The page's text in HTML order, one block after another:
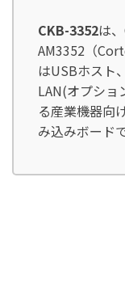
CKB-3352は
AM3352（
はUSBホスト
LAN(オプショ
る産業機器向
み込みボードで